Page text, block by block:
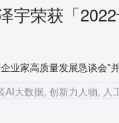
宇荣获「2022
业家高质量发展恳谈会”